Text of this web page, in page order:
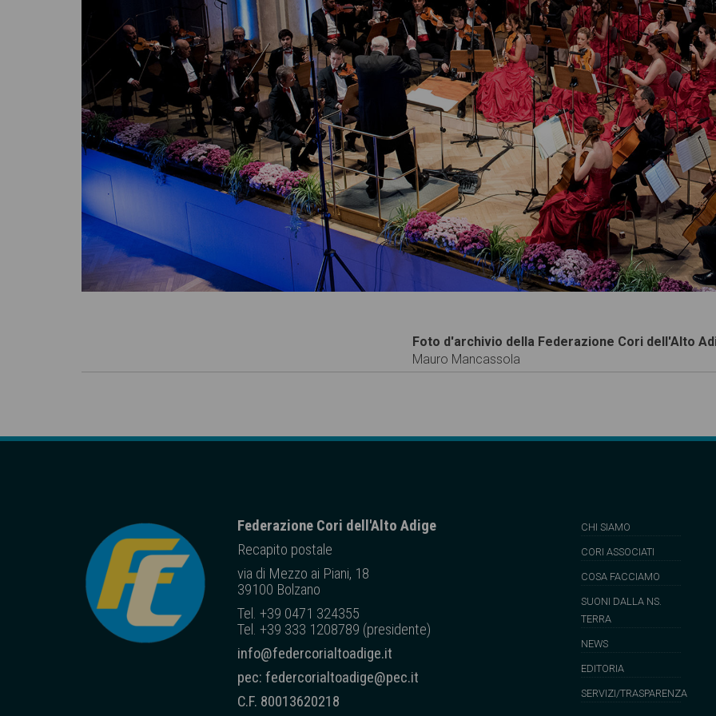
Foto d'archivio della Federazione Cori dell'Alto
Mauro Mancassola
Federazione Cori dell'Alto Adige
Recapito postale
via di Mezzo ai Piani, 18
39100 Bolzano
Tel. +39 0471 324355
Tel. +39 333 1208789 (presidente)
info@federcorialtoadige.it
pec: federcorialtoadige@pec.it
C.F. 80013620218
CHI SIAMO
CORI ASSOCIATI
COSA FACCIAMO
SUONI DALLA NS.
TERRA
NEWS
EDITORIA
SERVIZI/TRASPARENZA